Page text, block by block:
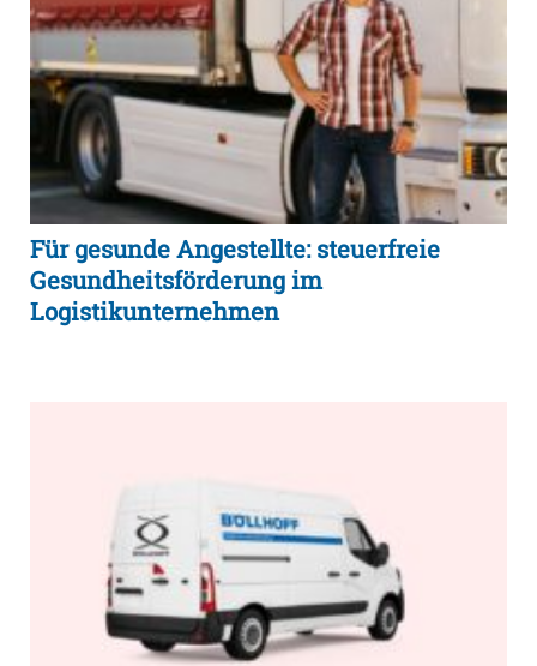
Für gesunde Angestellte: steuerfreie
Gesundheitsförderung im
Logistikunternehmen